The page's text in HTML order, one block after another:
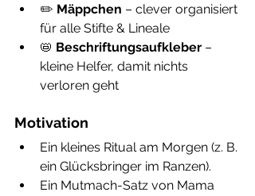
✏️ Mäppchen – clever organisiert
für alle Stifte & Lineale
📛 Beschriftungsaufkleber –
kleine Helfer, damit nichts
verloren geht
Motivation
Ein kleines Ritual am Morgen (z. B.
ein Glücksbringer im Ranzen).
Ein Mutmach-Satz von Mama